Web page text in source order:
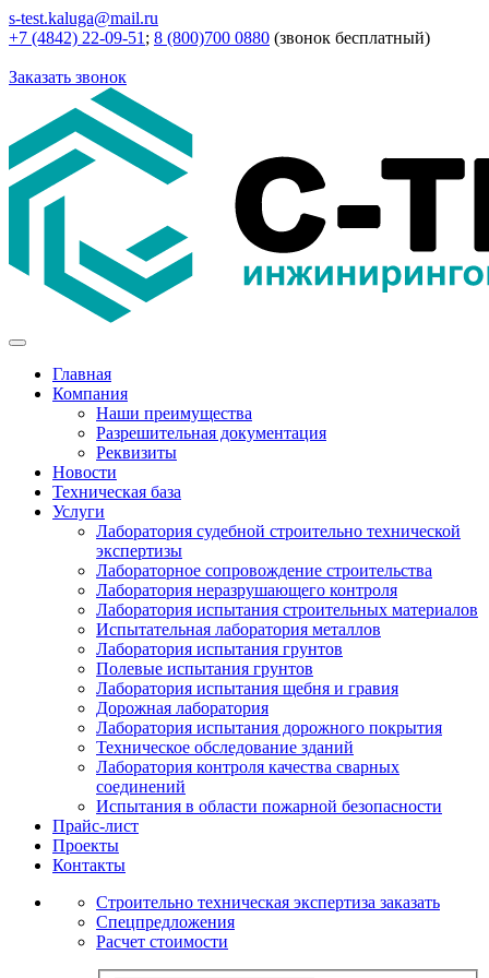
s-test.kaluga@mail.ru
+7 (4842) 22-09-51 ; 8 (800)700 0880 (звонок бесплатный)
Заказать звонок
Главная
Компания
Наши преимущества
Разрешительная документация
Реквизиты
Новости
Техническая база
Услуги
Лаборатория судебной строительно технической
экспертизы
Лабораторное сопровождение строительства
Лаборатория неразрушающего контроля
Лаборатория испытания строительных материалов
Испытательная лаборатория металлов
Лаборатория испытания грунтов
Полевые испытания грунтов
Лаборатория испытания щебня и гравия
Дорожная лаборатория
Лаборатория испытания дорожного покрытия
Техническое обследование зданий
Лаборатория контроля качества сварных
соединений
Испытания в области пожарной безопасности
Прайс-лист
Проекты
Контакты
Строительно техническая экспертиза заказать
Спецпредложения
Расчет стоимости